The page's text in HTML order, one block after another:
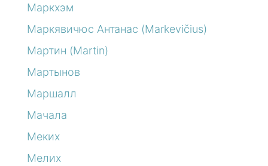
Маркхэм
Маркявичюс Антанас (Markevičius)
Мартин (Martin)
Мартынов
Маршалл
Мачала
Меких
Мелих